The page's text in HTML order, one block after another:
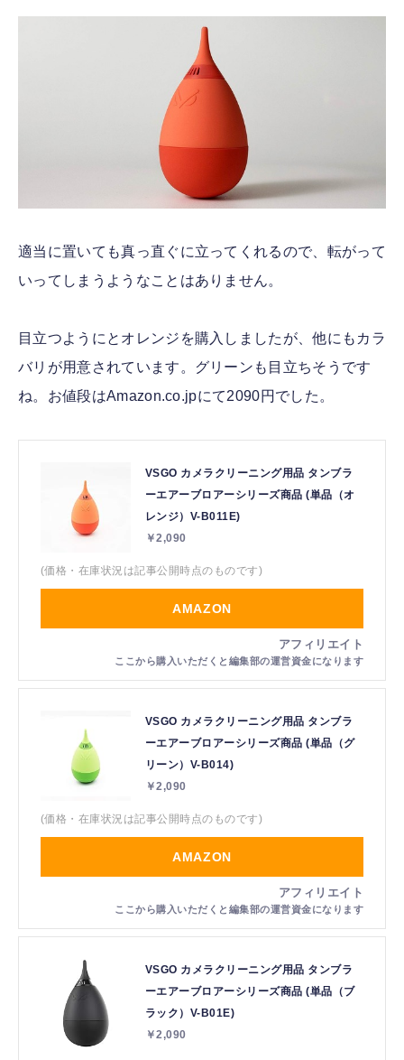
適当に置いても真っ直ぐに立ってくれるので、転がって
いってしまうようなことはありません。
目立つようにとオレンジを購入しましたが、他にもカラ
バリが用意されています。グリーンも目立ちそうです
ね。お値段はAmazon.co.jpにて2090円でした。
VSGO カメラクリーニング用品 タンブラ
ーエアーブロアーシリーズ商品 (単品（オ
レンジ）V-B011E)
￥2,090
(価格・在庫状況は記事公開時点のものです)
AMAZON
VSGO カメラクリーニング用品 タンブラ
ーエアーブロアーシリーズ商品 (単品（グ
リーン）V-B014)
￥2,090
(価格・在庫状況は記事公開時点のものです)
AMAZON
VSGO カメラクリーニング用品 タンブラ
ーエアーブロアーシリーズ商品 (単品（ブ
ラック）V-B01E)
￥2,090